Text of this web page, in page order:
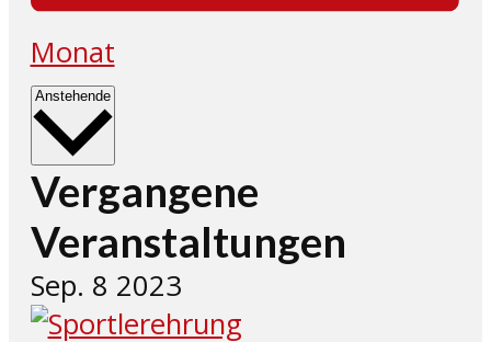
Monat
Anstehende Datum
Vergangene
Veranstaltungen
Sep. 8 2023